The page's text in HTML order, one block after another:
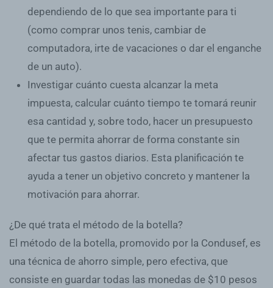
dependiendo de lo que sea importante para ti
(como comprar unos tenis, cambiar de
computadora, irte de vacaciones o dar el enganche
de un auto).
Investigar cuánto cuesta alcanzar la meta
impuesta, calcular cuánto tiempo te tomará reunir
esa cantidad y, sobre todo, hacer un presupuesto
que te permita ahorrar de forma constante sin
afectar tus gastos diarios. Esta planificación te
ayuda a tener un objetivo concreto y mantener la
motivación para ahorrar.
¿De qué trata el método de la botella?
El método de la botella, promovido por la Condusef, es
una técnica de ahorro simple, pero efectiva, que
consiste en guardar todas las monedas de $10 pesos